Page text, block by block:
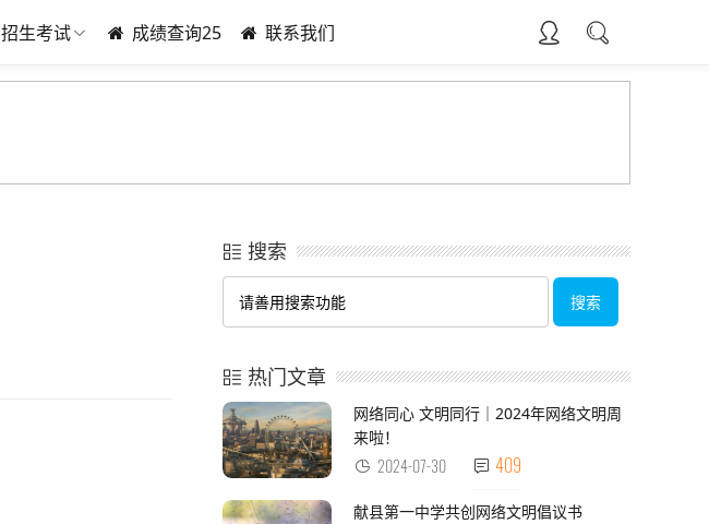
招生考试 成绩查询25 联系我们
搜索
热门文章
网络同心 文明同行｜2024年网络文明周
来啦！
2024-07-30 409
献县第一中学共创网络文明倡议书